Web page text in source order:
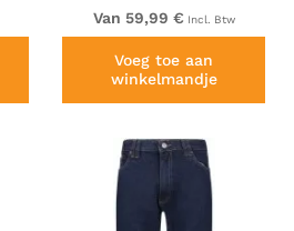
Van 59,99 € Incl. Btw
Voeg toe aan
winkelmandje